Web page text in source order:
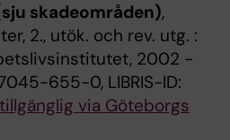
skadeområden),
2., utök. och rev. utg. :
2002 -
655-0, LIBRIS-ID:
via Göteborgs